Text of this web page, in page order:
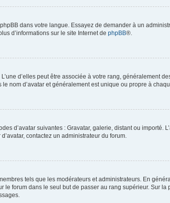
dans votre langue. Essayez de demander à un
d’informations sur le site Internet de phpBB®.
d’elles peut être associée à votre rang, généralement
nom d’avatar et généralement est unique ou propre à
d’avatar suivantes : Gravatar, galerie, distant ou importé.
contactez un administrateur du forum.
tels que les modérateurs et administrateurs. En
le forum dans le seul but de passer au rang supérieur. Sur la